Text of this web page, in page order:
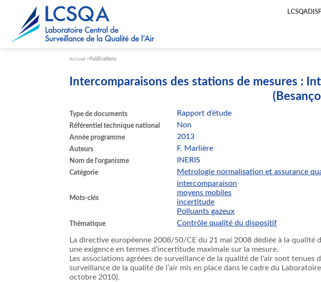
LCSQA
Accueil Publications
Intercomparaisons des stations de mesures :
Type de documents Rapport d’étude
Référentiel technique national Non
Année programme 2013
Auteurs F. Marlière
Nom de l'organisme INERIS
Catégorie Metrologie normalisation et assurance
Mots-clés
intercomparaison
moyens mobiles
incertitude
Polluants gazeux
Thématique Contrôle qualité du dispositif
La directive européenne 2008/50/CE du 21 mai 2008 dédiée à la qualité
une exigence en termes d’incertitude maximale sur la mesure.
Les associations agréées de surveillance de la qualité de l'air sont
surveillance de la qualité de l’air mis en place dans le cadre du
octobre 2010).
Paramétrer les cookies